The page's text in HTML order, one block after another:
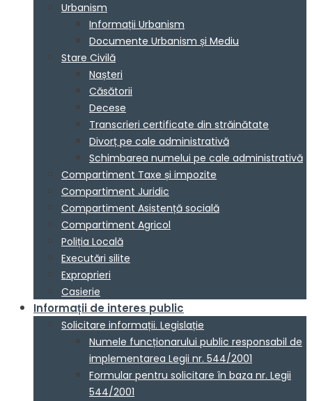
Urbanism
Informații Urbanism
Documente Urbanism și Mediu
Stare Civilă
Nașteri
Căsătorii
Decese
Transcrieri certificate din străinătate
Divorț pe cale administrativă
Schimbarea numelui pe cale administrativă
Compartiment Taxe și impozite
Compartiment Juridic
Compartiment Asistență socială
Compartiment Agricol
Poliția Locală
Executări silite
Exproprieri
Casierie
Informații de interes public
Solicitare informații. Legislație
Numele funcționarului public responsabil de
implementarea Legii nr. 544/2001
Formular pentru solicitare în baza nr. Legii
544/2001